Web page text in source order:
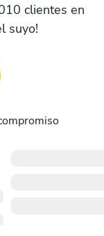
clientes en
suyo!